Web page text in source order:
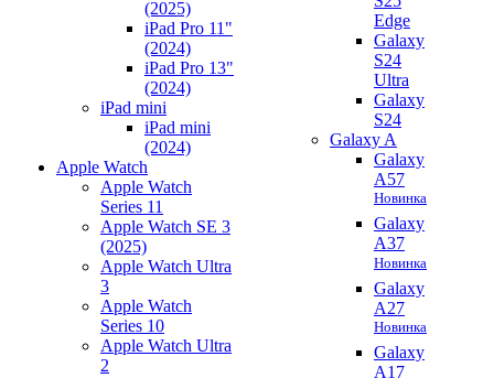
(2025)
iPad Pro 11"
(2024)
iPad Pro 13"
(2024)
iPad mini
iPad mini
(2024)
Apple Watch
Apple Watch
Series 11
Apple Watch SE 3
(2025)
Apple Watch Ultra
3
Apple Watch
Series 10
Apple Watch Ultra
2
Edge
Galaxy
S24
Ultra
Galaxy
S24
Galaxy A
Galaxy
A57
Новинка
Galaxy
A37
Новинка
Galaxy
A27
Новинка
Galaxy
A17